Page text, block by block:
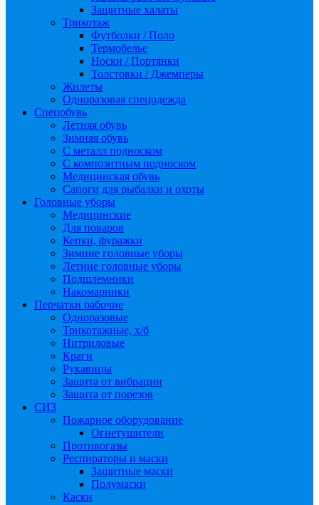
Защитные халаты
Трикотаж
Футболки / Поло
Термобелье
Носки / Портянки
Толстовки / Джемперы
Жилеты
Одноразовая спецодежда
Спецобувь
Летняя обувь
Зимняя обувь
С металл подноском
С композитным подноском
Медицинская обувь
Сапоги для рыбалки и охоты
Головные уборы
Медицинские
Для поваров
Кепки, фуражки
Зимние головные уборы
Летние головные уборы
Подшлемники
Накомарники
Перчатки рабочие
Одноразовые
Трикотажные, х/б
Нитриловые
Краги
Рукавицы
Защита от вибрации
Защита от порезов
СИЗ
Пожарное оборудование
Огнетушители
Противогазы
Респираторы и маски
Защитные маски
Полумаски
Каски